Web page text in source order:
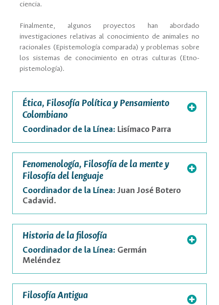
ciencia.
Finalmente, algunos proyectos han abordado
investigaciones relativas al conocimiento de animales no
racionales (Epistemología comparada) y problemas sobre
los sistemas de conocimiento en otras culturas (Etno-
pistemología).
Ética, Filosofía Política y Pensamiento
Colombiano
Coordinador de la Línea: Lisímaco Parra
Fenomenología, Filosofía de la mente y
Filosofía del lenguaje
Coordinador de la Línea: Juan José Botero
Cadavid.
Historia de la filosofía
Coordinador de la Línea: Germán
Meléndez
Filosofía Antigua